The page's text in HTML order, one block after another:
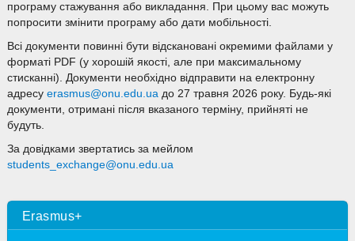
програму стажування або викладання. При цьому вас можуть
попросити змінити програму або дати мобільності.
Всі документи повинні бути відскановані окремими файлами у
форматі PDF (у хорошій якості, але при максимальному
стисканні). Документи необхідно відправити на електронну
адресу erasmus@onu.edu.uaдо 27 травня 2026 року. Будь-які
документи, отримані після вказаного терміну, прийняті не
будуть.
За довідками звертатись за мейлом
students_exchange@onu.edu.ua
Erasmus+